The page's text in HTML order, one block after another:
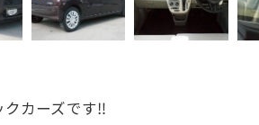
カーズです‼️